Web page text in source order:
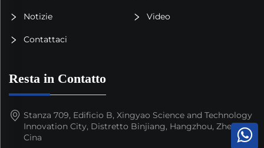
Notizie Video
Contattaci
Resta in Contatto
Stanza 709, Edificio B, Xingyao Science and Technology
Innovation City, Distretto Binjiang, Hangzhou, Zhejiang,
Cina